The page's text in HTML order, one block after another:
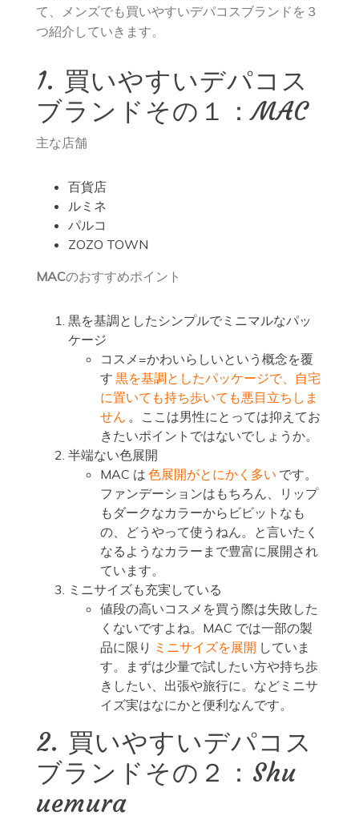
て、メンズでも買いやすいデパコスブランドを３
つ紹介していきます。
1. 買いやすいデパコス
ブランドその１：MAC
主な店舗
百貨店
ルミネ
パルコ
ZOZO TOWN
MACのおすすめポイント
黒を基調としたシンプルでミニマルなパッ
ケージ
コスメ=かわいらしいという概念を覆
す 黒を基調としたパッケージで、自宅
に置いても持ち歩いても悪目立ちしま
せん 。ここは男性にとっては抑えてお
きたいポイントではないでしょうか。
半端ない色展開
MAC は 色展開がとにかく多い です。
ファンデーションはもちろん、リップ
もダークなカラーからビビットなも
の、どうやって使うねん。と言いたく
なるようなカラーまで豊富に展開され
ています。
ミニサイズも充実している
値段の高いコスメを買う際は失敗した
くないですよね。MAC では一部の製
品に限り ミニサイズを展開 していま
す。まずは少量で試したい方や持ち歩
きしたい、出張や旅行に。などミニサ
イズ実はなにかと便利なんです。
2. 買いやすいデパコス
ブランドその２：Shu
uemura